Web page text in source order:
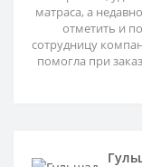
матраса, а
отметить и
сотрудницу
помогла при